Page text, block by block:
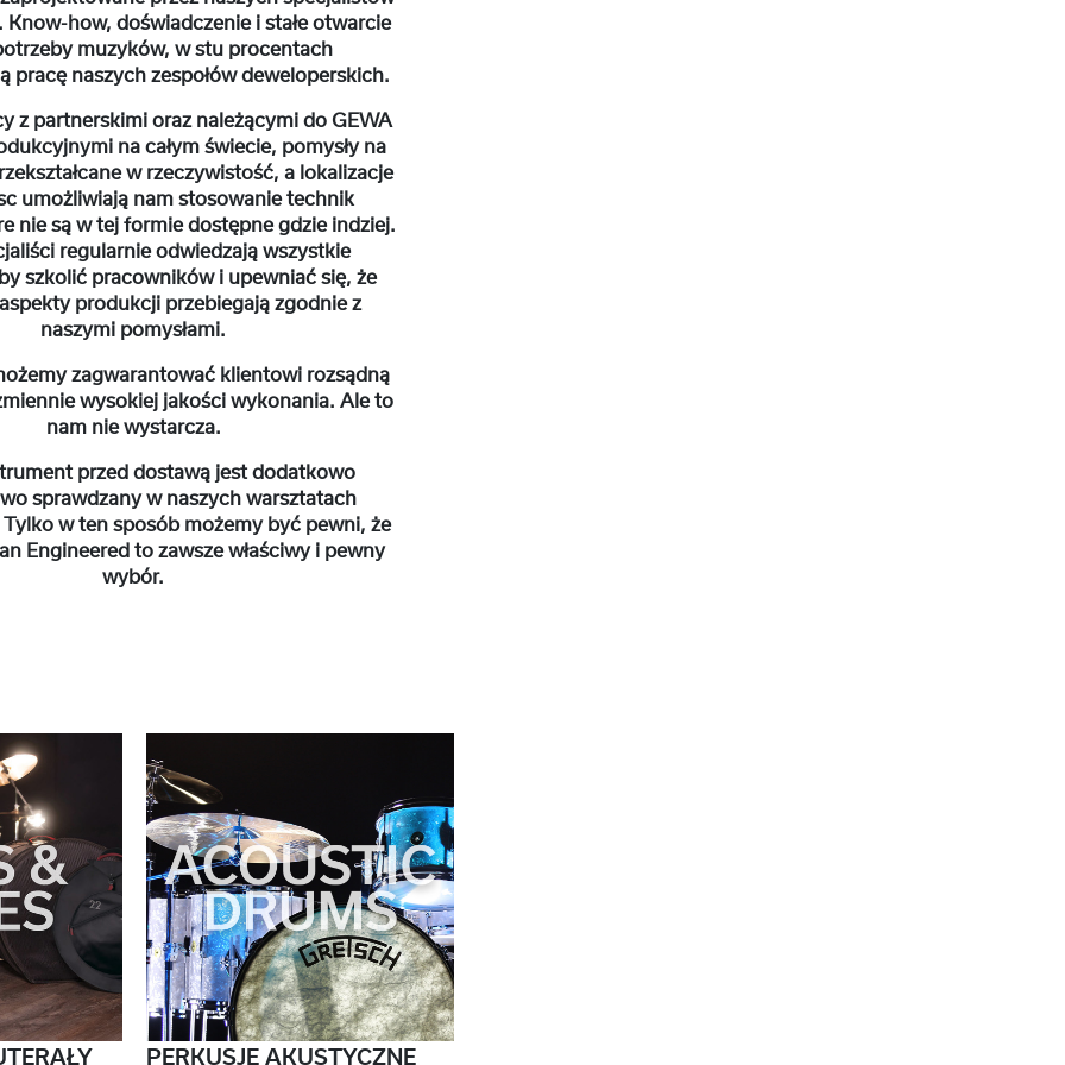
Know-how, doświadczenie i stałe otwarcie
muzyków, w stu procentach
pracę naszych zespołów deweloperskich.
z partnerskimi oraz należącymi do GEWA
na całym świecie, pomysły na
w rzeczywistość, a lokalizacje
umożliwiają nam stosowanie technik
nie są w tej formie dostępne gdzie indziej.
regularnie odwiedzają wszystkie
szkolić pracowników i upewniać się, że
produkcji przebiegają zgodnie z
naszymi pomysłami.
zagwarantować klientowi rozsądną
wysokiej jakości wykonania. Ale to
nam nie wystarcza.
przed dostawą jest dodatkowo
sprawdzany w naszych warsztatach
w ten sposób możemy być pewni, że
Engineered to zawsze właściwy i pewny
wybór.
PERKUSJE AKUSTYCZNE